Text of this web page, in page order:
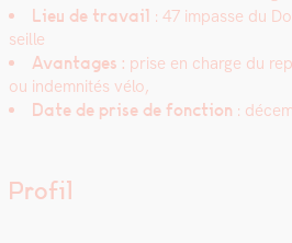
Lieu de tra­vail : 47 impasse du
seille
Avan­tages : prise en charge du
ou indem­nités vélo,
Date de prise de fonc­tion :
Profil